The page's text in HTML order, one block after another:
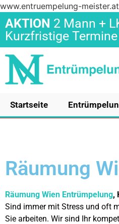
www.entruempelung-meister.at
AKTION 2 Mann +
Kurzfristige
Startseite
Räumung
Räumung Wien Entrümpelung,
Sind immer mit Stress und oft
Sie arbeiten. Wir sind Ihr